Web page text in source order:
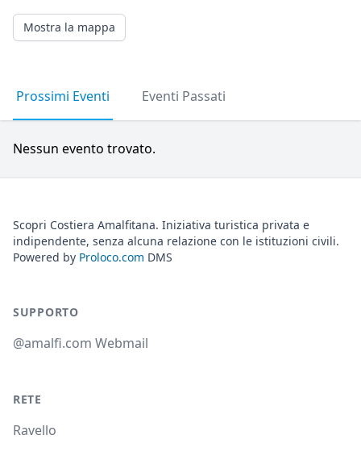
Mostra la mappa
Prossimi Eventi Eventi Passati
Nessun evento trovato.
Scopri Costiera Amalfitana. Iniziativa turistica privata e
indipendente, senza alcuna relazione con le istituzioni civili.
Powered by Proloco.com DMS
SUPPORTO
@amalfi.com Webmail
RETE
Ravello